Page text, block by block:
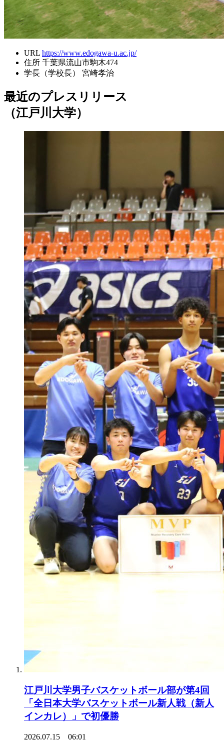
URL https://www.edogawa-u.ac.jp/
住所 千葉県流山市駒木474
学長（学校長）
宮崎孝治
最近のプレスリリース
（江戸川大学）
江戸川大学男子バスケットボール部が第4回
「全日本大学バスケットボール新人戦（新人
インカレ）」で初優勝
2026.07.15 06:01